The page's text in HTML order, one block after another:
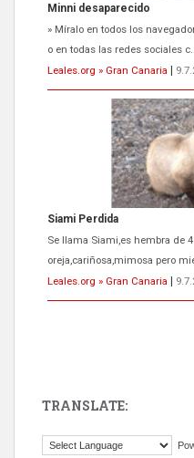
Minni desaparecido
» Míralo en todos los
o en todas las redes sociales
Leales.org » Gran Canaria
Siami Perdida
Se llama Siami,es hembra de
oreja,cariñosa,mimosa pero
Leales.org » Gran Canaria
El ayuntamiento se va a llevar
TRANSLATE: